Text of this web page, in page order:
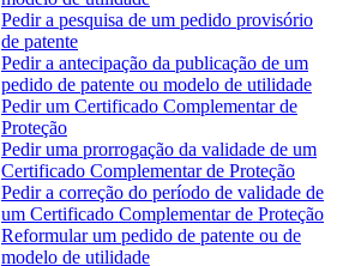
Pedir a pesquisa de um pedido provisório
de patente
Pedir a antecipação da publicação de um
pedido de patente ou modelo de utilidade
Pedir um Certificado Complementar de
Proteção
Pedir uma prorrogação da validade de um
Certificado Complementar de Proteção
Pedir a correção do período de validade de
um Certificado Complementar de Proteção
Reformular um pedido de patente ou de
modelo de utilidade